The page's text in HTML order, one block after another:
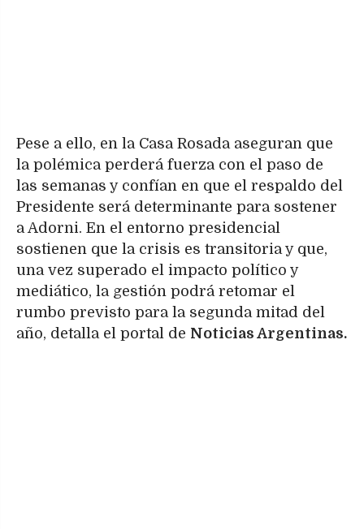
Pese a ello, en la Casa Rosada aseguran que
la polémica perderá fuerza con el paso de
las semanas y confían en que el respaldo del
Presidente será determinante para sostener
a Adorni. En el entorno presidencial
sostienen que la crisis es transitoria y que,
una vez superado el impacto político y
mediático, la gestión podrá retomar el
rumbo previsto para la segunda mitad del
año, detalla el portal de Noticias Argentinas.